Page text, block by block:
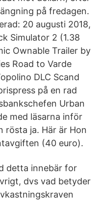
på fredagen.
20 augusti 2018,
Simulator 2 (1.38
Ownable Trailer by
Road to Varde
DLC Scand
på en rad
Urban
med läsarna inför
rösta ja. Här är Hon
(40 euro).
detta innebär for
dvs vad betyder